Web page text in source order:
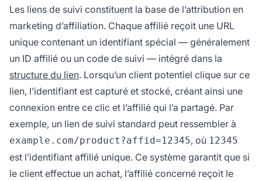
Les liens de suivi constituent la base de l’attribution en
marketing d’affiliation. Chaque affilié reçoit une URL
unique contenant un identifiant spécial — généralement
un ID affilié ou un code de suivi — intégré dans la
structure du lien. Lorsqu’un client potentiel clique sur ce
lien, l’identifiant est capturé et stocké, créant ainsi une
connexion entre ce clic et l’affilié qui l’a partagé. Par
exemple, un lien de suivi standard peut ressembler à
example.com/product?affid=12345, où 12345
est l’identifiant affilié unique. Ce système garantit que si
le client effectue un achat, l’affilié concerné reçoit le